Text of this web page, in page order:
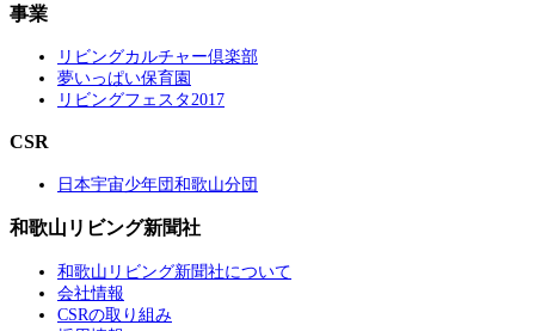
事業
リビングカルチャー倶楽部
夢いっぱい保育園
リビングフェスタ2017
CSR
日本宇宙少年団和歌山分団
和歌山リビング新聞社
和歌山リビング新聞社について
会社情報
CSRの取り組み